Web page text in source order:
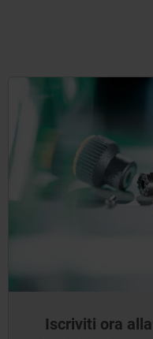
Iscriviti ora